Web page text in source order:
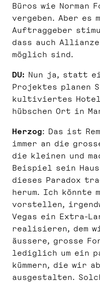
Büros wie Norman
vergeben. Aber es
Auftraggeber
dass auch
möglich sind.
DU: Nun ja, statt
Projektes planen
kultiviertes Hotel
hübschen Ort in
Herzog: Das ist
immer an die
die kleinen und
Beispiel sein Haus
dieses Paradox
herum. Ich
vorstellen,
Vegas ein Extra-
realisieren, dem
äussere, grosse
lediglich um ein
kümmern, die wir
ausgestalten.